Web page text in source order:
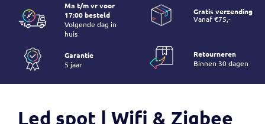
Ma t/m vr voor
17:00 besteld
Volgende dag in
huis
Gratis verzending
Garantie
5 jaar
Retourneren
Binnen 30 dagen
Led spot | Wifi & Zigbee